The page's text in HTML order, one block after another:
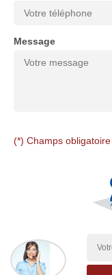
Message
(*) Champs obligatoire